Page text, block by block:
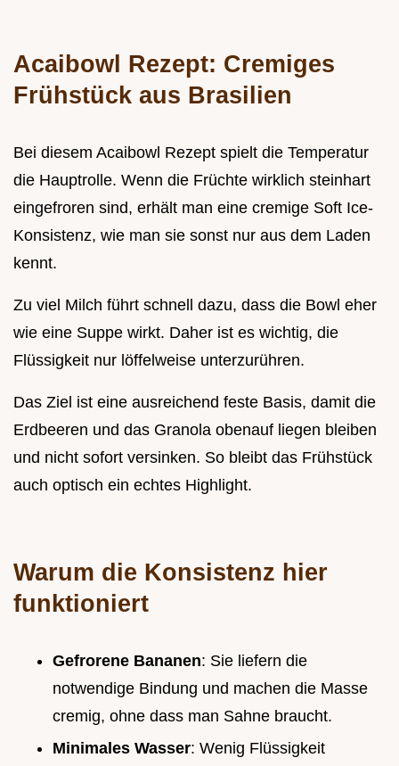
Acaibowl Rezept: Cremiges
Frühstück aus Brasilien
Bei diesem Acaibowl Rezept spielt die Temperatur
die Hauptrolle. Wenn die Früchte wirklich steinhart
eingefroren sind, erhält man eine cremige Soft Ice-
Konsistenz, wie man sie sonst nur aus dem Laden
kennt.
Zu viel Milch führt schnell dazu, dass die Bowl eher
wie eine Suppe wirkt. Daher ist es wichtig, die
Flüssigkeit nur löffelweise unterzurühren.
Das Ziel ist eine ausreichend feste Basis, damit die
Erdbeeren und das Granola obenauf liegen bleiben
und nicht sofort versinken. So bleibt das Frühstück
auch optisch ein echtes Highlight.
Warum die Konsistenz hier
funktioniert
Gefrorene Bananen: Sie liefern die
notwendige Bindung und machen die Masse
cremig, ohne dass man Sahne braucht.
Minimales Wasser: Wenig Flüssigkeit